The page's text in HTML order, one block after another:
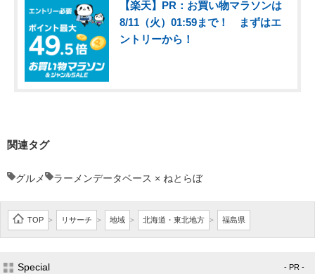
【楽天】PR：お買い物マラソンは
8/11（火）01:59まで！ まずはエ
ントリーから！
関連タグ
グルメ ラーメンデータベース × ねとらぼ
TOP > リサーチ > 地域 > 北海道・東北地方 > 福島県
Special - PR -